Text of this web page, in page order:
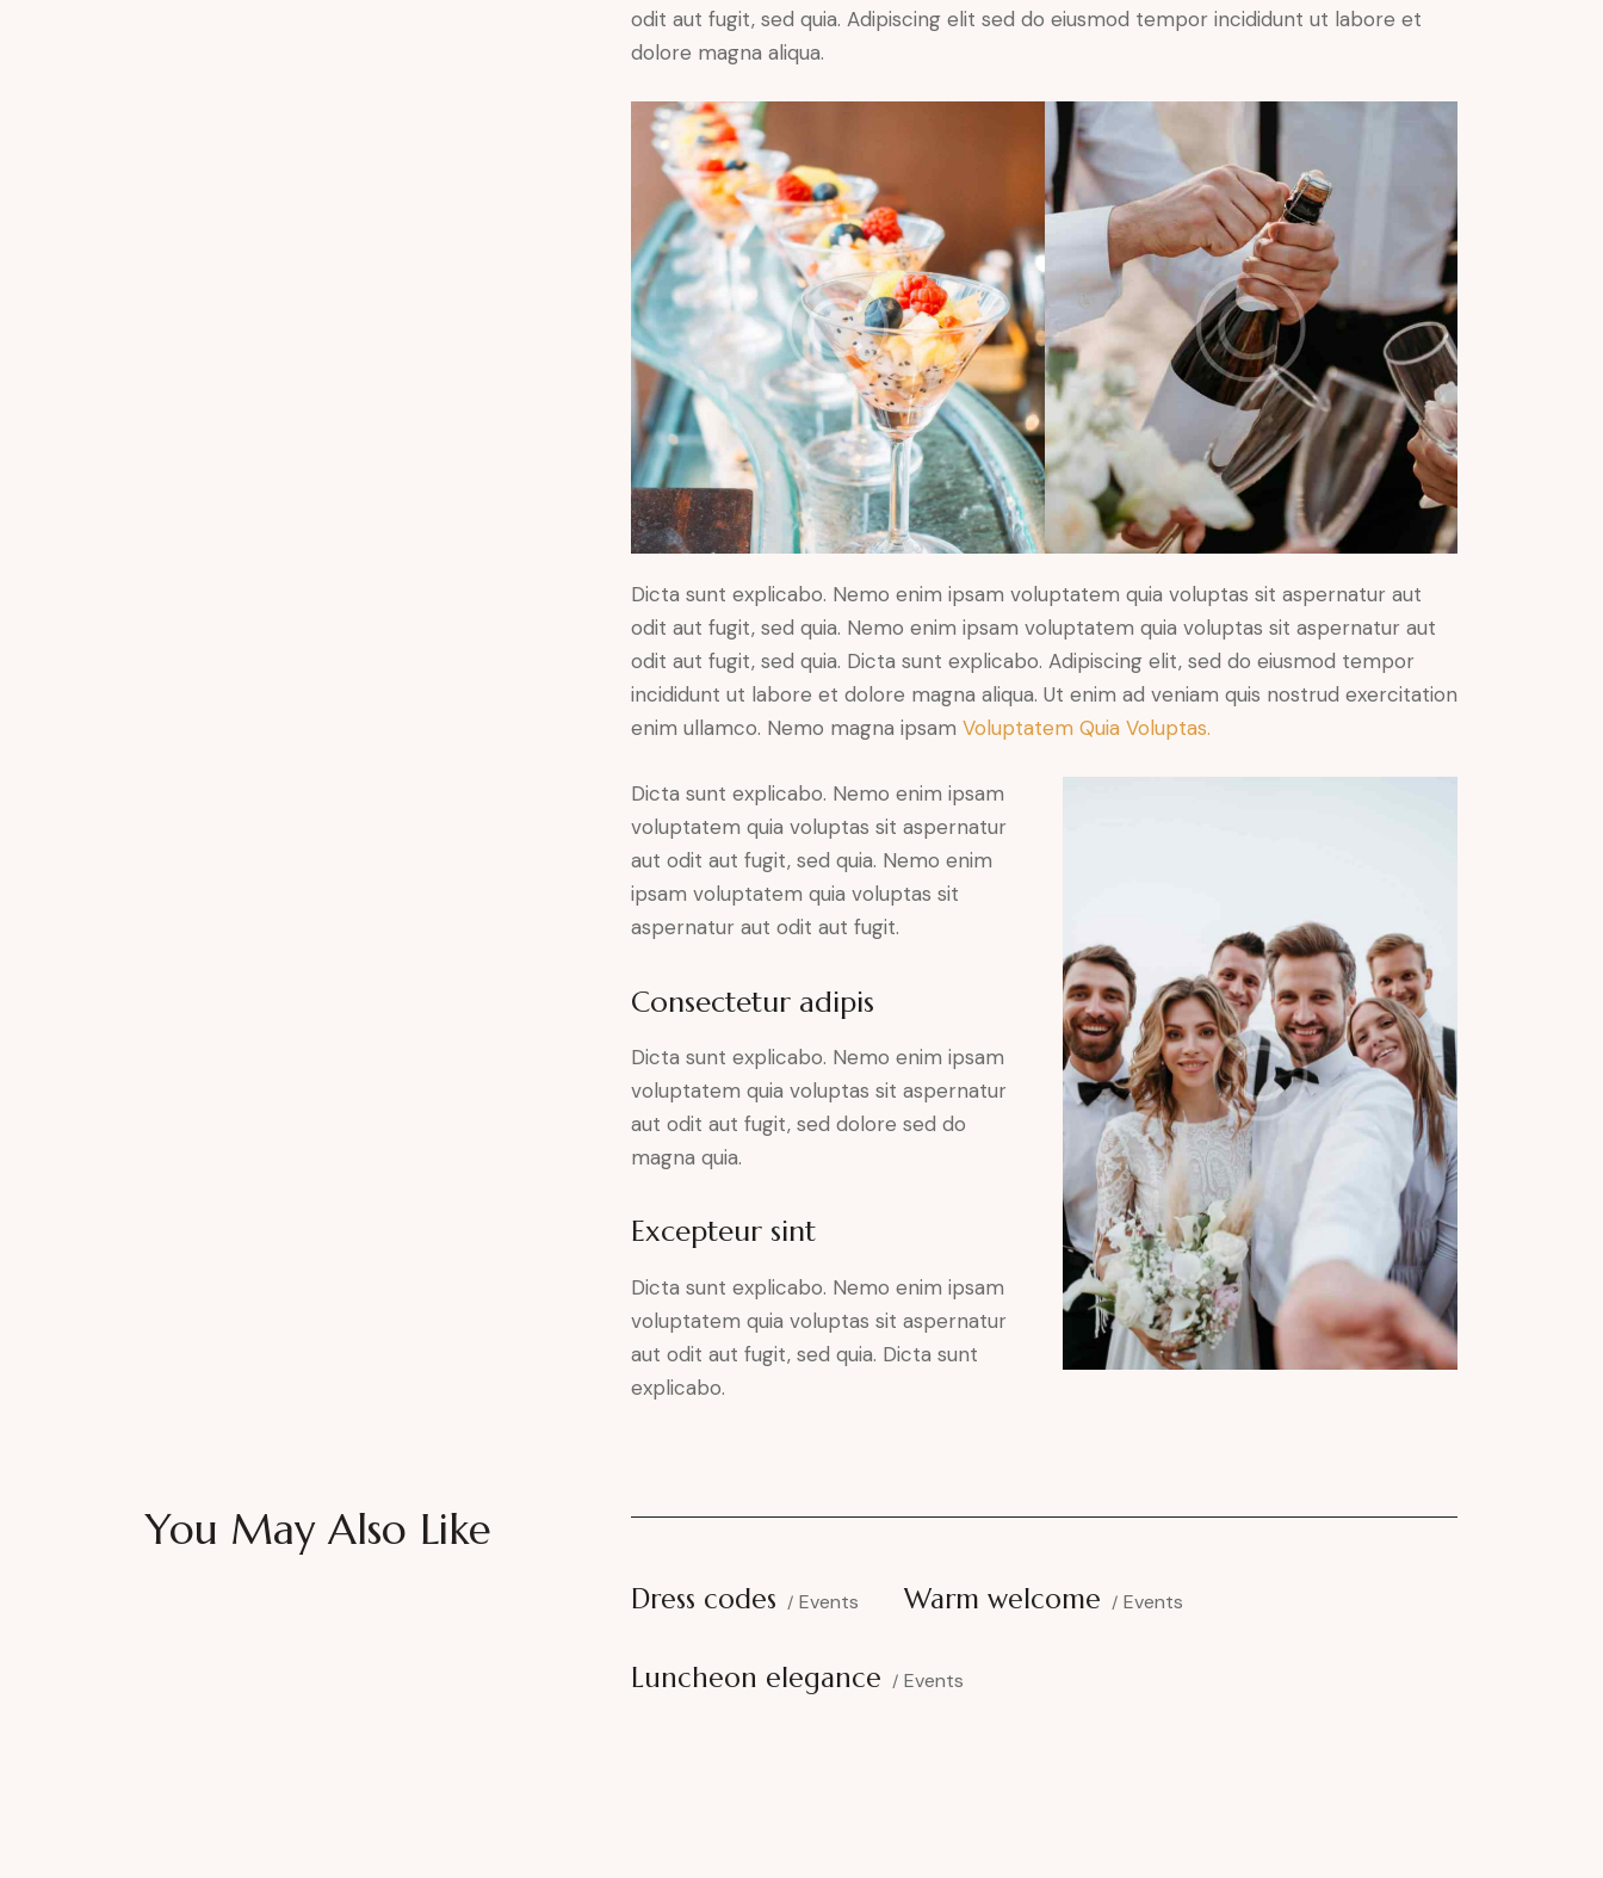
odit aut fugit, sed quia. Adipiscing elit sed do eiusmod tempor incididunt ut labore et
dolore magna aliqua.
Dicta sunt explicabo. Nemo enim ipsam voluptatem quia voluptas sit aspernatur aut
odit aut fugit, sed quia. Nemo enim ipsam voluptatem quia voluptas sit aspernatur aut
odit aut fugit, sed quia. Dicta sunt explicabo. Adipiscing elit, sed do eiusmod tempor
incididunt ut labore et dolore magna aliqua. Ut enim ad veniam quis nostrud exercitation
enim ullamco. Nemo magna ipsam Voluptatem Quia Voluptas.
Dicta sunt explicabo. Nemo enim ipsam
voluptatem quia voluptas sit aspernatur
aut odit aut fugit, sed quia. Nemo enim
ipsam voluptatem quia voluptas sit
aspernatur aut odit aut fugit.
Consectetur adipis
Dicta sunt explicabo. Nemo enim ipsam
voluptatem quia voluptas sit aspernatur
aut odit aut fugit, sed dolore sed do
magna quia.
Excepteur sint
Dicta sunt explicabo. Nemo enim ipsam
voluptatem quia voluptas sit aspernatur
aut odit aut fugit, sed quia. Dicta sunt
explicabo.
You May Also Like
Events
Dress codes Events
Warm welcome
Events
Luncheon elegance